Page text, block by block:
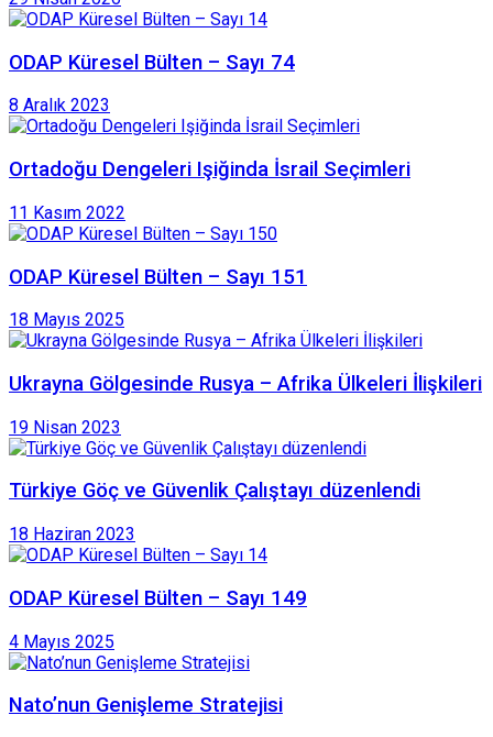
ODAP Küresel Bülten – Sayı 74
8 Aralık 2023
Ortadoğu Dengeleri Işiğinda İsrail Seçimleri
11 Kasım 2022
ODAP Küresel Bülten – Sayı 151
18 Mayıs 2025
Ukrayna Gölgesinde Rusya – Afrika Ülkeleri İlişkileri
19 Nisan 2023
Türkiye Göç ve Güvenlik Çalıştayı düzenlendi
18 Haziran 2023
ODAP Küresel Bülten – Sayı 149
4 Mayıs 2025
Nato’nun Genişleme Stratejisi